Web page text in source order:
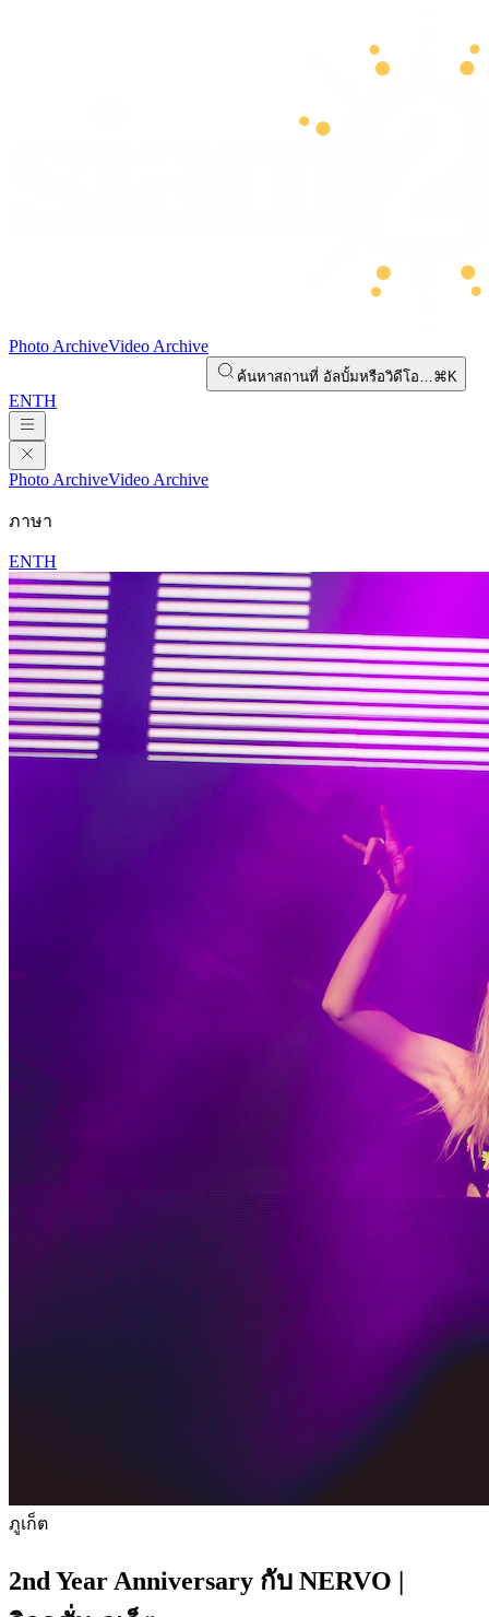
Photo ArchiveVideo Archive
ค้นหาสถานที่ อัลบั้มหรือวิดีโอ…⌘K
ENTH
Photo ArchiveVideo Archive
ภาษา
ENTH
ภูเก็ต
2nd Year Anniversary กับ NERVO |